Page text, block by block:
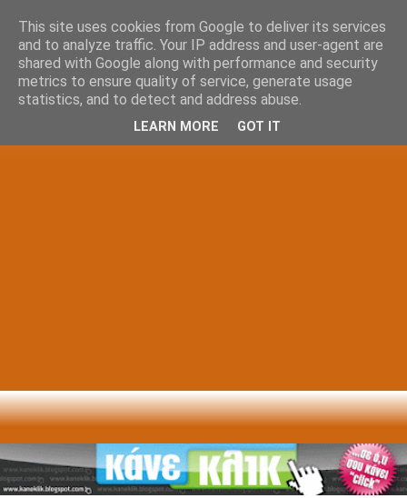
This site uses cookies from Google to deliver its services
and to analyze traffic. Your IP address and user-agent are
shared with Google along with performance and security
metrics to ensure quality of service, generate usage
statistics, and to detect and address abuse.
LEARN MORE GOT IT